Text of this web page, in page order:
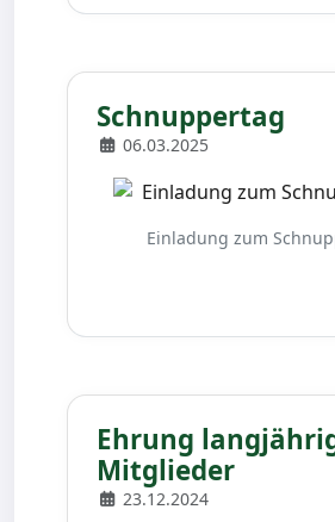
Schnuppertag
06.03.2025
Einladung zum
Ehrung
Mitglieder
23.12.2024